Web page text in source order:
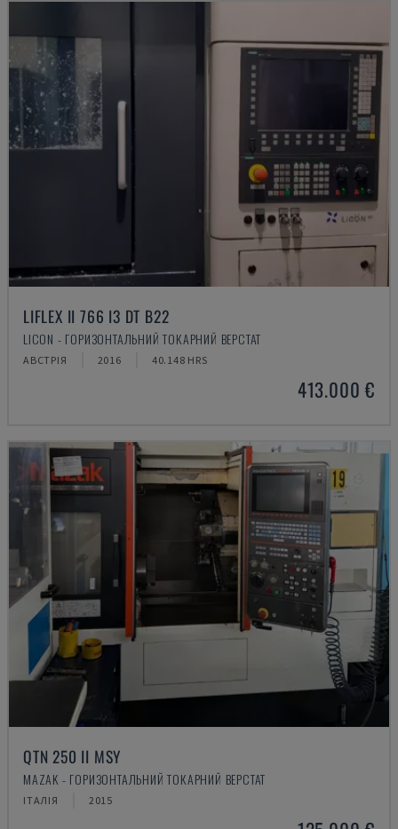
LIFLEX II 766 I3 DT B22
LICON - ГОРИЗОНТАЛЬНИЙ ТОКАРНИЙ ВЕРСТАТ
АВСТРІЯ 2016 40.148 HRS
413.000 €
QTN 250 II MSY
MAZAK - ГОРИЗОНТАЛЬНИЙ ТОКАРНИЙ ВЕРСТАТ
ІТАЛІЯ 2015